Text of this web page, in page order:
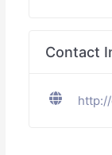
Contact